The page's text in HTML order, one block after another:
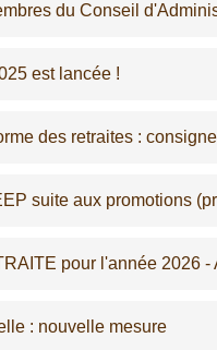
du Conseil
est lancée !
des retraites :
suite aux promotions
pour l'année 2026 -
: nouvelle mesure